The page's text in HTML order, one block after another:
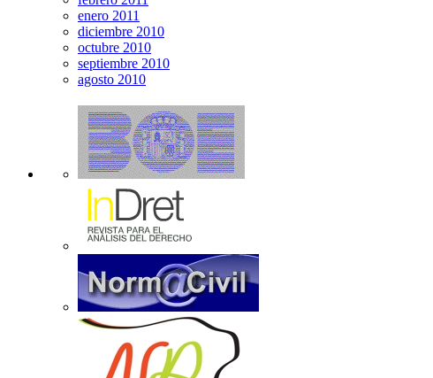
enero 2011
diciembre 2010
octubre 2010
septiembre 2010
agosto 2010